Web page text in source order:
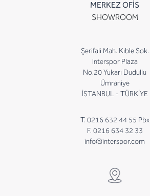
MERKEZ OFİS
SHOWROOM
Şerifali Mah. Kıble Sok.
Interspor Plaza
No.20 Yukarı Dudullu
Ümraniye
İSTANBUL - TÜRKİYE
T. 0216 632 44 55 Pbx
F. 0216 634 32 33
info@interspor.com